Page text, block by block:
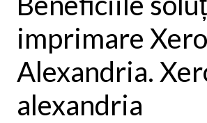
imprimare
Alexandria.
alexandria